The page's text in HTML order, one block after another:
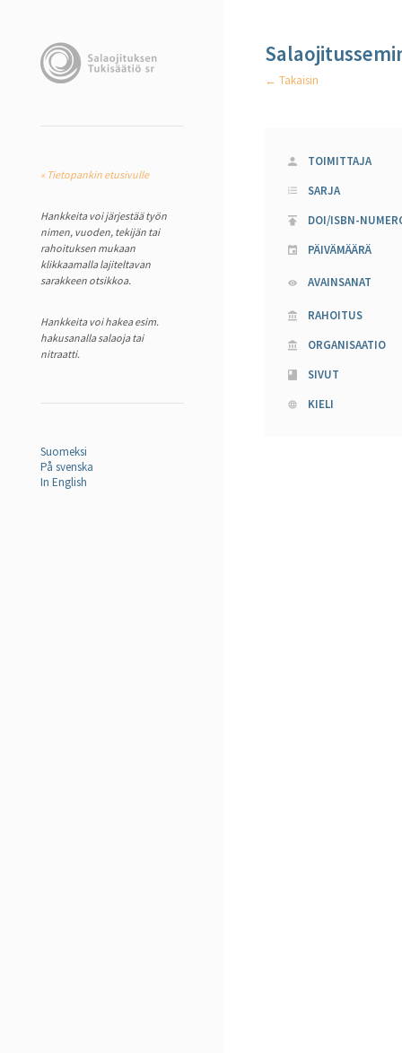
« Tietopankin etusivulle
Hankkeita voi järjestää työn
nimen, vuoden, tekijän tai
rahoituksen mukaan
klikkaamalla lajiteltavan
sarakkeen otsikkoa.
Hankkeita voi hakea esim.
hakusanalla salaoja tai
nitraatti.
Suomeksi
På svenska
In English
← Takaisin
TOIMITTAJA
SARJA
DOI/ISBN-
PÄIVÄMÄÄRÄ
AVAINSANAT
RAHOITUS
ORGANISAATIO
SIVUT
KIELI